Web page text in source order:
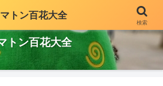
character "Yamaton" by yagusa kiyop
トン百花大全
トン百花大全
検索